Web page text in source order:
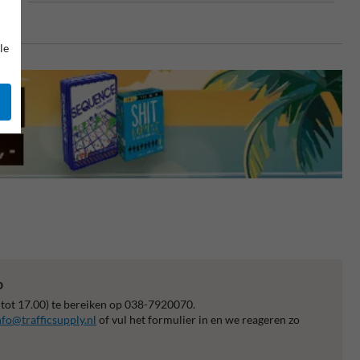
17.00) te bereiken op 038-7920070.
of vul het formulier in en we reageren zo